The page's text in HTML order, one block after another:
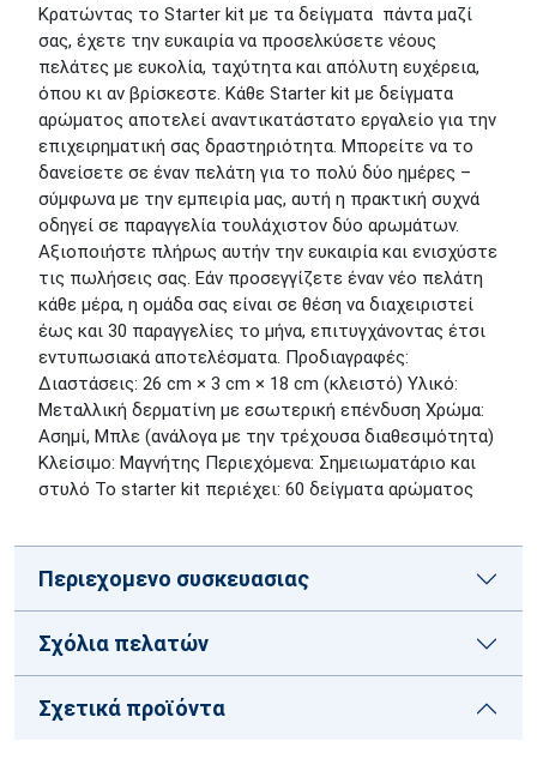
Κρατώντας το Starter kit με τα δείγματα πάντα μαζί
σας, έχετε την ευκαιρία να προσελκύσετε νέους
πελάτες με ευκολία, ταχύτητα και απόλυτη ευχέρεια,
όπου κι αν βρίσκεστε. Κάθε Starter kit με δείγματα
αρώματος αποτελεί αναντικατάστατο εργαλείο για την
επιχειρηματική σας δραστηριότητα. Μπορείτε να το
δανείσετε σε έναν πελάτη για το πολύ δύο ημέρες –
σύμφωνα με την εμπειρία μας, αυτή η πρακτική συχνά
οδηγεί σε παραγγελία τουλάχιστον δύο αρωμάτων.
Αξιοποιήστε πλήρως αυτήν την ευκαιρία και ενισχύστε
τις πωλήσεις σας. Εάν προσεγγίζετε έναν νέο πελάτη
κάθε μέρα, η ομάδα σας είναι σε θέση να διαχειριστεί
έως και 30 παραγγελίες το μήνα, επιτυγχάνοντας έτσι
εντυπωσιακά αποτελέσματα. Προδιαγραφές:
Διαστάσεις: 26 cm × 3 cm × 18 cm (κλειστό) Υλικό:
Μεταλλική δερματίνη με εσωτερική επένδυση Χρώμα:
Ασημί, Μπλε (ανάλογα με την τρέχουσα διαθεσιμότητα)
Κλείσιμο: Μαγνήτης Περιεχόμενα: Σημειωματάριο και
στυλό Το starter kit περιέχει: 60 δείγματα αρώματος
Περιεχομενο συσκευασιας
Σχόλια πελατών
Σχετικά προϊόντα